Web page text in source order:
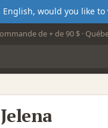
would you like
de + de 90 $ ·
Jelena